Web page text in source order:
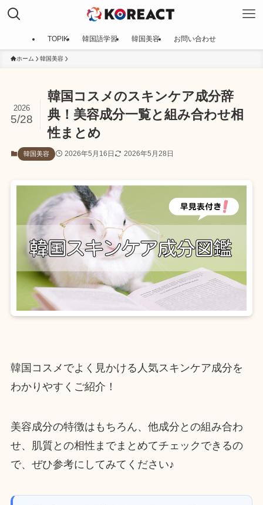
TOPIK 韓国語学習 韓国美容 お問い合わせ
ホーム 韓国美容
韓国コスメのスキンケア成分辞
典！美容成分一覧と組み合わせ相
性まとめ
2026
5/28
韓国美容 2026年5月16日 2026年5月28日
韓国コスメでよく見かける人気スキンケア成分を
わかりやすくご紹介！
美容成分の特徴はもちろん、他成分との組み合わ
せ、肌質との相性までまとめてチェックできるの
で、ぜひ参考にしてみてください♪